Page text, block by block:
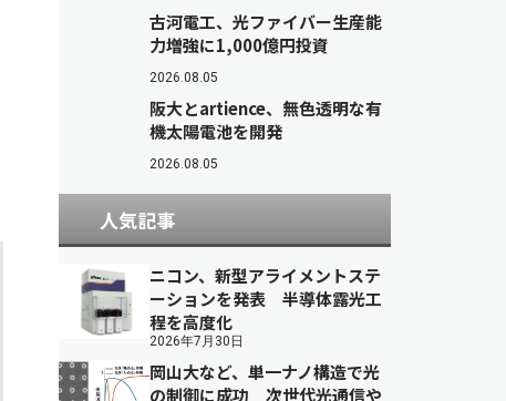
古河電工、光ファイバー生産能
力増強に1,000億円投資
2026.08.05
阪大とartience、無色透明な有
機太陽電池を開発
2026.08.05
人気記事
ニコン、新型アライメントステ
ーションを発表 半導体露光工
程を高度化
2026年7月30日
岡山大など、単一ナノ構造で光
の制御に成功 次世代光通信や